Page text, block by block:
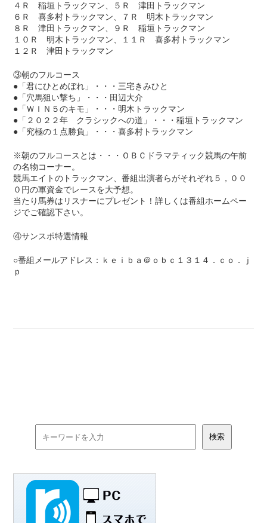
４Ｒ 稲垣トラックマン、５Ｒ 津田トラックマン
６Ｒ 喜多村トラックマン、７Ｒ 明木トラックマン
８Ｒ 津田トラックマン、９Ｒ 稲垣トラックマン
１０Ｒ 明木トラックマン、１１Ｒ 喜多村トラックマン
１２Ｒ 津田トラックマン
③朝のフルコース
●「君にひとめぼれ」・・・三宅きみひと
●「穴馬狙い撃ち」・・・田辺大介
●「ＷＩＮ５のキモ」・・・明木トラックマン
●「２０２２年 クラシックへの道」・・・稲垣トラックマン
●「究極の１点勝負」・・・喜多村トラックマン
※朝のフルコースとは・・・ＯＢＣドラマティック競馬の午前
の名物コーナー。
競馬エイトのトラックマン、番組出演者らがそれぞれ５，００
０円の軍資金でレースを大予想。
当たり馬券はリスナーにプレゼント！詳しくは番組ホームペー
ジでご確認下さい。
④サンスポ特選情報
○番組メールアドレス：ｋｅｉｂａ＠ｏｂｃ１３１４．ｃｏ．ｊ
ｐ